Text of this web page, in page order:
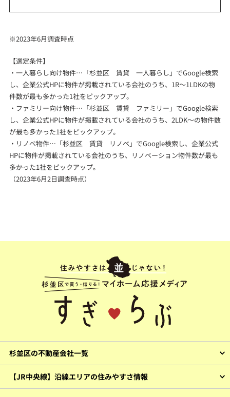
※2023年6月調査時点
【選定条件】
・一人暮らし向け物件…「杉並区 賃貸 一人暮らし」でGoogle検索
し、企業公式HPに物件が掲載されている会社のうち、1R～1LDKの物
件数が最も多かった1社をピックアップ。
・ファミリー向け物件…「杉並区 賃貸 ファミリー」でGoogle検索
し、企業公式HPに物件が掲載されている会社のうち、2LDK～の物件数
が最も多かった1社をピックアップ。
・リノベ物件…「杉並区 賃貸 リノベ」でGoogle検索し、企業公式
HPに物件が掲載されている会社のうち、リノベーション物件数が最も
多かった1社をピックアップ。
（2023年6月2日調査時点）
杉並区の不動産会社一覧
【JR中央線】沿線エリアの住みやすさ情報